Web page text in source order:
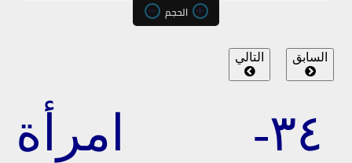
الحجم
السابق التالي
٣٤- امرأة